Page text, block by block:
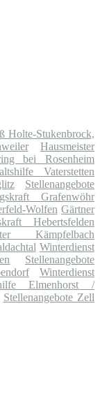
Holte-Stukenbrock,
Hausmeister
bei Rosenheim
Vaterstetten
Stellenangebote
Grafenwöhr
Wolfen Gärtner
Hebertsfelden
Kämpfelbach
Winterdienst
Stellenangebote
Winterdienst
Elmenhorst /
Stellenangebote Zell